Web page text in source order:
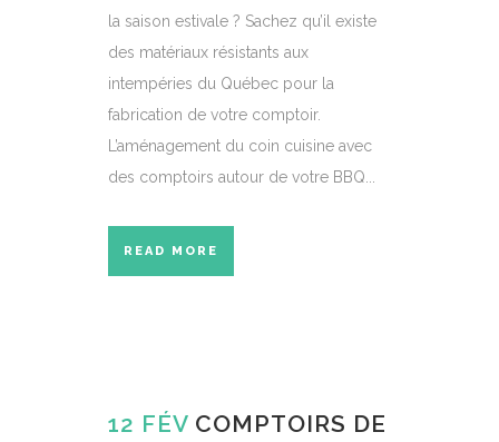
la saison estivale ? Sachez qu’il existe
des matériaux résistants aux
intempéries du Québec pour la
fabrication de votre comptoir.
L’aménagement du coin cuisine avec
des comptoirs autour de votre BBQ...
READ MORE
12 FÉV COMPTOIRS DE